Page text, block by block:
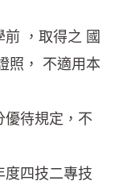
，取得之 國
照， 不適用本
優待規定，不
度四技二專技